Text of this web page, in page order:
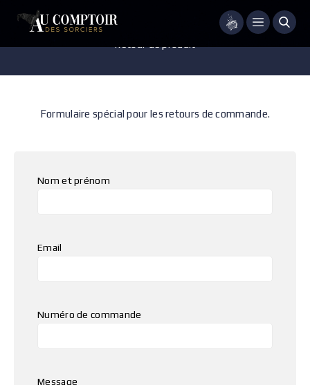
Menu
Formulaire spécial pour les retours de commande.
Nom et prénom
Email
Numéro de commande
Message